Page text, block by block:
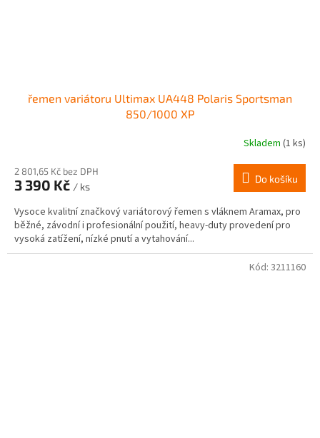
řemen variátoru Ultimax UA448 Polaris Sportsman
850/1000 XP
Skladem (1 ks)
2 801,65 Kč bez DPH
3 390 Kč / ks
Do košíku
Vysoce kvalitní značkový variátorový řemen s vláknem Aramax, pro
běžné, závodní i profesionální použití, heavy-duty provedení pro
vysoká zatížení, nízké pnutí a vytahování...
Kód: 3211160